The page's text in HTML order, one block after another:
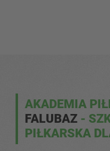
AKADEMIA
FALUBAZ -
PIŁKARSKA